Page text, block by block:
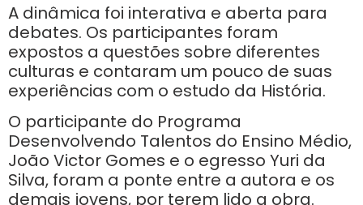
A dinâmica foi interativa e aberta para
debates. Os participantes foram
expostos a questões sobre diferentes
culturas e contaram um pouco de suas
experiências com o estudo da História.
O participante do Programa
Desenvolvendo Talentos do Ensino Médio,
João Victor Gomes e o egresso Yuri da
Silva, foram a ponte entre a autora e os
demais jovens, por terem lido a obra.